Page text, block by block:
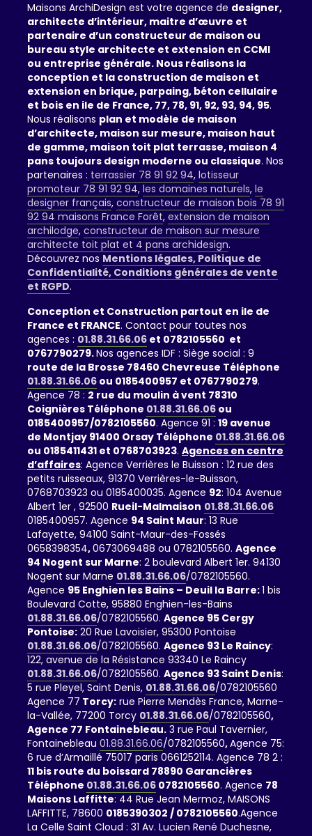
Maisons ArchiDesign est votre agence de designer,
architecte d’intérieur, maitre d’œuvre et
partenaire d’un constructeur de maison ou
bureau style architecte et extension en CCMI
ou entreprise générale. Nous réalisons la
conception et la construction de maison et
extension en brique, parpaing, béton cellulaire
et bois en ile de France, 77, 78, 91, 92, 93, 94, 95.
Nous réalisons plan et modèle de maison
d’architecte, maison sur mesure, maison haut
de gamme, maison toit plat terrasse, maison 4
pans toujours design moderne ou classique. Nos
partenaires : terrassier 78 91 92 94, lotisseur
promoteur 78 91 92 94, les domaines naturels, le
designer français, constructeur de maison bois 78 91
92 94 maisons France Forêt, extension de maison
archilodge, constructeur de maison sur mesure
architecte toit plat et 4 pans archidesign.
Découvrez nos Mentions légales, Politique de
Confidentialité, Conditions générales de vente
et RGPD.
Conception et Construction partout en ile de
France et FRANCE. Contact pour toutes nos
agences : 01.88.31.66.06 et 0782105560 et
0767790279.Nos agences IDF : Siège social : 9
route de la Brosse 78460 Chevreuse Téléphone
01.88.31.66.06 ou 0185400957 et 0767790279.
Agence 78 : 2 rue du moulin à vent 78310
Coignières Téléphone 01.88.31.66.06 ou
0185400957/0782105560. Agence 91 : 19 avenue
de Montjay 91400 Orsay Téléphone 01.88.31.66.06
ou 0185411431 et 0768703923. Agences en centre
d’affaires: Agence Verrières le Buisson : 12 rue des
petits ruisseaux, 91370 Verrières-le-Buisson,
0768703923 ou 0185400035. Agence 92: 104 Avenue
Albert 1er , 92500 Rueil-Malmaison 01.88.31.66.06
0185400957. Agence 94 Saint Maur: 13 Rue
Lafayette, 94100 Saint-Maur-des-Fossés
0658398354,0673069488 ou 0782105560. Agence
94 Nogent sur Marne: 2 boulevard Albert 1er. 94130
Nogent sur Marne 01.88.31.66.06/0782105560.
Agence 95 Enghien les Bains – Deuil la Barre:1 bis
Boulevard Cotte, 95880 Enghien-les-Bains
01.88.31.66.06/0782105560. Agence 95 Cergy
Pontoise: 20 Rue Lavoisier, 95300 Pontoise
01.88.31.66.06/0782105560. Agence 93 Le Raincy:
122, avenue de la Résistance 93340 Le Raincy
01.88.31.66.06/0782105560. Agence 93 Saint Denis:
5 rue Pleyel, Saint Denis, 01.88.31.66.06/0782105560
Agence 77 Torcy: rue Pierre Mendès France, Marne-
la-Vallée, 77200 Torcy 01.88.31.66.06/0782105560,
Agence 77 Fontainebleau. 3 rue Paul Tavernier,
Fontainebleau 01.88.31.66.06/0782105560,Agence 75:
6 rue d’Armaillé 75017 paris 0661252114. Agence 78 2 :
11 bis route du boissard 78890 Garancières
Téléphone 01.88.31.66.06 0782105560. Agence 78
Maisons Laffitte: 44 Rue Jean Mermoz, MAISONS
LAFFITTE, 78600 0185390302 / 0782105560.Agence
La Celle Saint Cloud : 31 Av. Lucien René Duchesne,